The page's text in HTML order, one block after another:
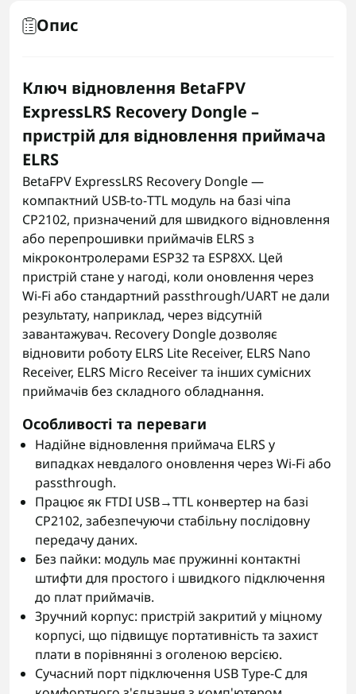
Опис
Ключ відновлення BetaFPV
ExpressLRS Recovery Dongle –
пристрій для відновлення приймача
ELRS
BetaFPV ExpressLRS Recovery Dongle —
компактний USB‑to‑TTL модуль на базі чіпа
CP2102, призначений для швидкого відновлення
або перепрошивки приймачів ELRS з
мікроконтролерами ESP32 та ESP8XX. Цей
пристрій стане у нагоді, коли оновлення через
Wi‑Fi або стандартний passthrough/UART не дали
результату, наприклад, через відсутній
завантажувач. Recovery Dongle дозволяє
відновити роботу ELRS Lite Receiver, ELRS Nano
Receiver, ELRS Micro Receiver та інших сумісних
приймачів без складного обладнання.
Особливості та переваги
Надійне відновлення приймача ELRS у
випадках невдалого оновлення через Wi‑Fi або
passthrough.
Працює як FTDI USB→TTL конвертер на базі
CP2102, забезпечуючи стабільну послідовну
передачу даних.
Без пайки: модуль має пружинні контактні
штифти для простого і швидкого підключення
до плат приймачів.
Зручний корпус: пристрій закритий у міцному
корпусі, що підвищує портативність та захист
плати в порівнянні з оголеною версією.
Сучасний порт підключення USB Type‑C для